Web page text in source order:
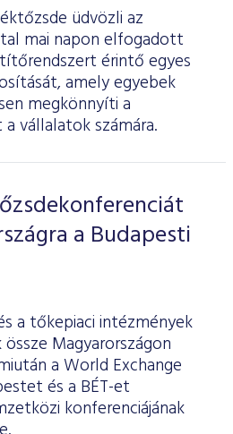
üdvözli az
mai napon elfogadott
érintő egyes
amely egyebek
megkönnyíti a
vállalatok számára.
a Budapesti
a tőkepiaci intézmények
Magyarországon
a World Exchange
és a BÉT-et
konferenciájának